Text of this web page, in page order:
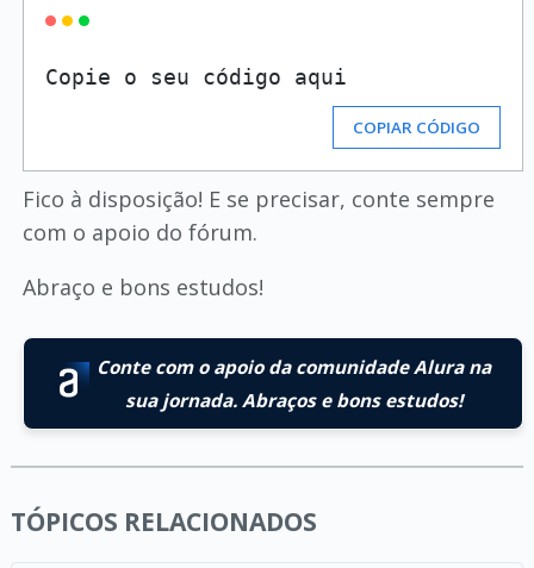
COPIAR CÓDIGO
Fico à disposição! E se precisar, conte sempre
com o apoio do fórum.
Abraço e bons estudos!
Conte com o apoio da comunidade Alura na
sua jornada. Abraços e bons estudos!
TÓPICOS RELACIONADOS